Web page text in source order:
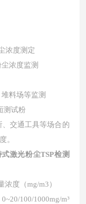
浓度测定
浓度监测
料场等监测
测试粉
交通工具等场合的
。
激光粉尘TSP检测
度（mg/m3）
100/1000mg/m³